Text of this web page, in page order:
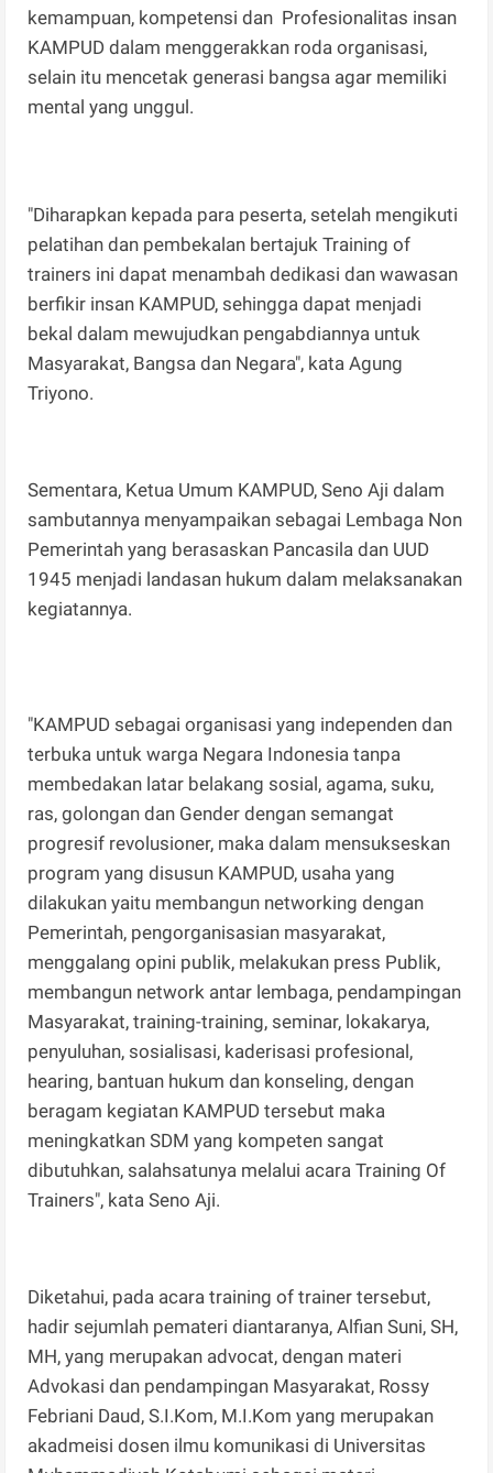
kemampuan, kompetensi dan Profesionalitas insan
KAMPUD dalam menggerakkan roda organisasi,
selain itu mencetak generasi bangsa agar memiliki
mental yang unggul.
"Diharapkan kepada para peserta, setelah mengikuti
pelatihan dan pembekalan bertajuk Training of
trainers ini dapat menambah dedikasi dan wawasan
berfikir insan KAMPUD, sehingga dapat menjadi
bekal dalam mewujudkan pengabdiannya untuk
Masyarakat, Bangsa dan Negara", kata Agung
Triyono.
Sementara, Ketua Umum KAMPUD, Seno Aji dalam
sambutannya menyampaikan sebagai Lembaga Non
Pemerintah yang berasaskan Pancasila dan UUD
1945 menjadi landasan hukum dalam melaksanakan
kegiatannya.
"KAMPUD sebagai organisasi yang independen dan
terbuka untuk warga Negara Indonesia tanpa
membedakan latar belakang sosial, agama, suku,
ras, golongan dan Gender dengan semangat
progresif revolusioner, maka dalam mensukseskan
program yang disusun KAMPUD, usaha yang
dilakukan yaitu membangun networking dengan
Pemerintah, pengorganisasian masyarakat,
menggalang opini publik, melakukan press Publik,
membangun network antar lembaga, pendampingan
Masyarakat, training-training, seminar, lokakarya,
penyuluhan, sosialisasi, kaderisasi profesional,
hearing, bantuan hukum dan konseling, dengan
beragam kegiatan KAMPUD tersebut maka
meningkatkan SDM yang kompeten sangat
dibutuhkan, salahsatunya melalui acara Training Of
Trainers", kata Seno Aji.
Diketahui, pada acara training of trainer tersebut,
hadir sejumlah pemateri diantaranya, Alfian Suni, SH,
MH, yang merupakan advocat, dengan materi
Advokasi dan pendampingan Masyarakat, Rossy
Febriani Daud, S.I.Kom, M.I.Kom yang merupakan
akadmeisi dosen ilmu komunikasi di Universitas